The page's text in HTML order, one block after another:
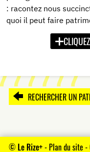
: racontez nous
quoi il peut faire
RECHERCHER UN
© Le Rize+- Plan du site -